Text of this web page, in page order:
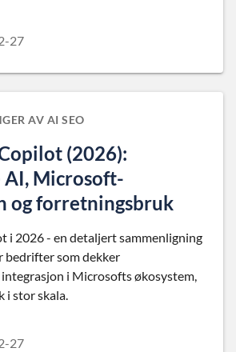
27
AV AI SEO
(2026):
AI, Microsoft-
og forretningsbruk
i 2026 - en detaljert sammenligning
bedrifter som dekker
i Microsofts økosystem,
i stor skala.
27